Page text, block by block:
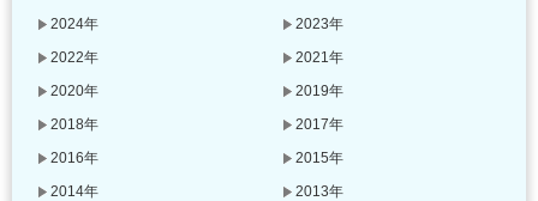
2024年
2023年
2022年
2021年
2020年
2019年
2018年
2017年
2016年
2015年
2014年
2013年